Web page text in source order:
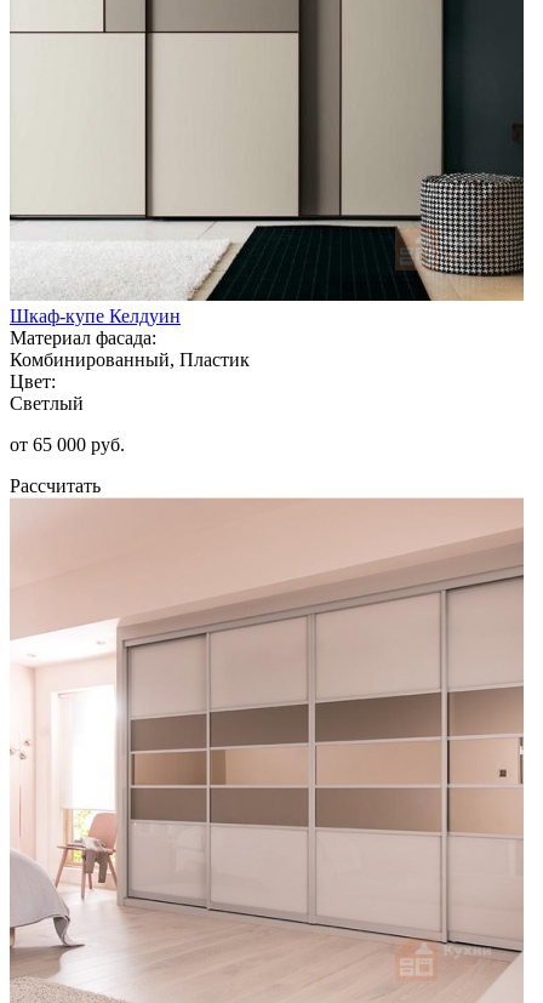
Шкаф-купе Келдуин
Материал фасада:
Комбинированный, Пластик
Цвет:
Светлый
от 65 000 руб.
Рассчитать